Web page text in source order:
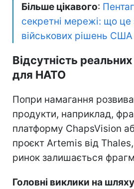
Більше цікавого:
секретні мережі: що це
військових рішень США
Відсутність
для НАТО
Попри намагання
продукти, наприклад,
платформу ChapsVision
проєкт Artemis від
ринок залишається
Головні виклики на